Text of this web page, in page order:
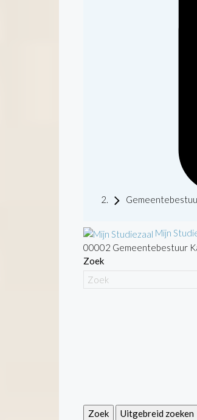
Mijn
00002 Gemeentebestuur
Zoek
Zoek Uitgebreid zoeken